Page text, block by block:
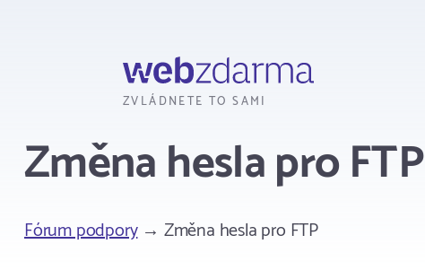
ZVLÁDNETE TO SAMI
Změna hesla pro FTP
Fórum podpory→ Změna hesla pro FTP